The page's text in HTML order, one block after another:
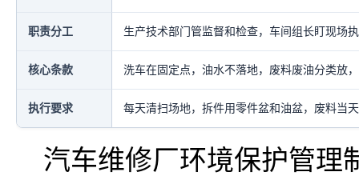
职责分工 生产技术部门管监督和检查，车间组长盯现场
核心条款 洗车在固定点，油水不落地，废料废油分类放
执行要求 每天清扫场地，拆件用零件盆和油盆，废料当
汽车维修厂环境保护管理